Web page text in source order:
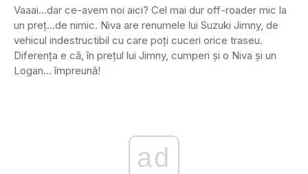
Vaaai…dar ce-avem noi aici? Cel mai dur off-roader mic la
un preț…de nimic. Niva are renumele lui Suzuki Jimny, de
vehicul indestructibil cu care poți cuceri orice traseu.
Diferența e că, în prețul lui Jimny, cumperi și o Niva și un
Logan… împreună!
ad